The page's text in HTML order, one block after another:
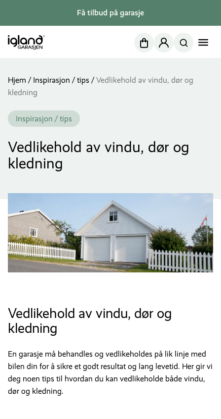
Få tilbud på garasje
NettbutikkMin side
Hjem / Inspirasjon / tips /Vedlikehold av vindu, dør og
kledning
Inspirasjon / tips
Vedlikehold av vindu, dør og
kledning
Vedlikehold av vindu, dør og
kledning
En garasje må behandles og vedlikeholdes på lik linje med
bilen din for å sikre et godt resultat og lang levetid. Her gir vi
deg noen tips til hvordan du kan vedlikeholde både vindu,
dør og kledning.